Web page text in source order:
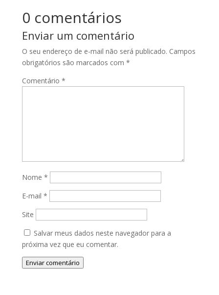
0 comentários
Enviar um comentário
O seu endereço de e-mail não será publicado. Campos
obrigatórios são marcados com *
Comentário *
Nome *
E-mail *
Site
Salvar meus dados neste navegador para a
próxima vez que eu comentar.
Enviar comentário